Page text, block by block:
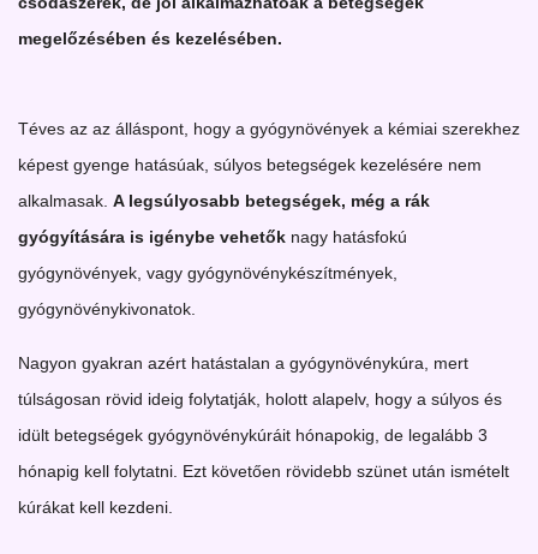
megelőzésében és kezelésében.
Téves az az álláspont, hogy a gyógynövények a kémiai szerekhez
képest gyenge hatásúak, súlyos betegségek kezelésére nem
alkalmasak. A legsúlyosabb betegségek, még a rák
gyógyítására is igénybe vehetők nagy hatásfokú
gyógynövények, vagy gyógynövénykészítmények,
gyógynövénykivonatok.
Nagyon gyakran azért hatástalan a gyógynövénykúra, mert
túlságosan rövid ideig folytatják, holott alapelv, hogy a súlyos és
idült betegségek gyógynövénykúráit hónapokig, de legalább 3
hónapig kell folytatni. Ezt követően rövidebb szünet után ismételt
kúrákat kell kezdeni.